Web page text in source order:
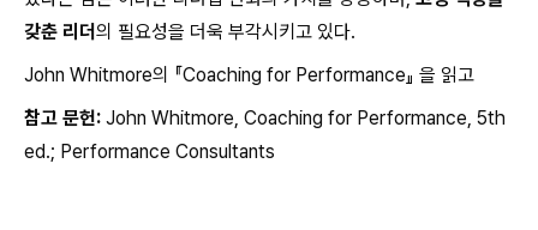
갖춘 리더의 필요성을 더욱 부각시키고 있다.
John Whitmore의 『Coaching for Performance』 을 읽고
참고 문헌: John Whitmore, Coaching for Performance, 5th
ed.; Performance Consultants